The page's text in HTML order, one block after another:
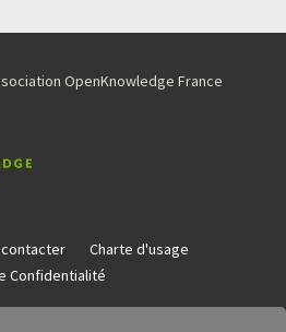
OpenKnowledge France
contacter
Charte d'usage
Confidentialité